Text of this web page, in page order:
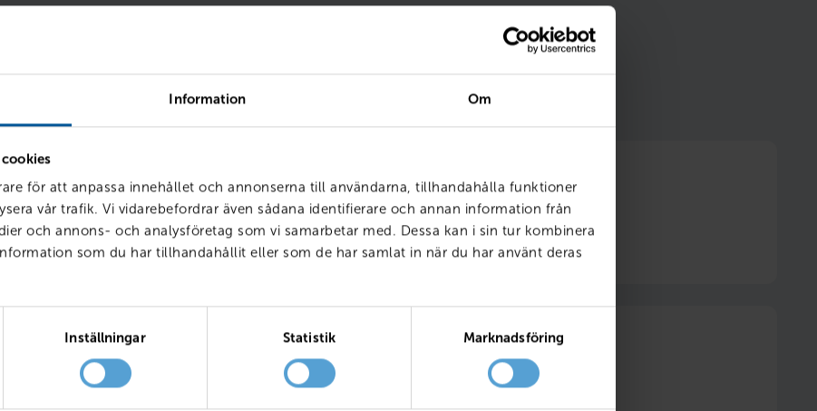
Information Om
för att anpassa innehållet och annonserna till användarna, tillhandahålla funktioner
vår trafik. Vi vidarebefordrar även sådana identifierare och annan information från
och annons- och analysföretag som vi samarbetar med. Dessa kan i sin tur kombinera
som du har tillhandahållit eller som de har samlat in när du har använt deras
Inställningar Statistik Marknadsföring
försäkring och service hos oss får du smarta förmåner som gör ditt bilägande
enklare – och billigare. Vi kallar det att vara
6 månader fri försäkring